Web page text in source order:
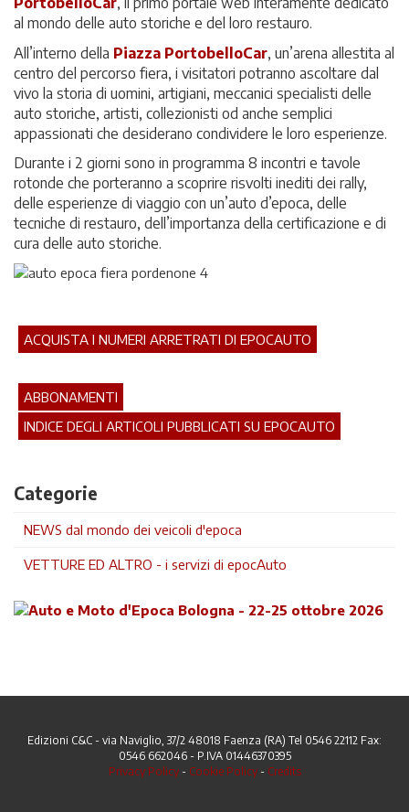
al mondo delle auto storiche e del loro restauro.
All’interno della Piazza PortobelloCar, un’arena allestita al
centro del percorso fiera, i visitatori potranno ascoltare dal
vivo la storia di uomini, artigiani, meccanici specialisti delle
auto storiche, artisti, collezionisti od anche semplici
appassionati che desiderano condividere le loro esperienze.
Durante i 2 giorni sono in programma 8 incontri e tavole
rotonde che porteranno a scoprire risvolti inediti dei rally,
delle esperienze di viaggio con un’auto d’epoca, delle
tecniche di restauro, dell’importanza della certificazione e di
cura delle auto storiche.
ACQUISTA I NUMERI ARRETRATI DI EPOCAUTO
ABBONAMENTI
INDICE DEGLI ARTICOLI PUBBLICATI SU EPOCAUTO
Categorie
NEWS dal mondo dei veicoli d'epoca
VETTURE ED ALTRO - i servizi di epocAuto
Edizioni C&C - via Naviglio, 37/2 48018 Faenza (RA) Tel 0546 22112 Fax:
0546 662046 - P.IVA 01446370395
Privacy Policy- Cookie Policy- Credits